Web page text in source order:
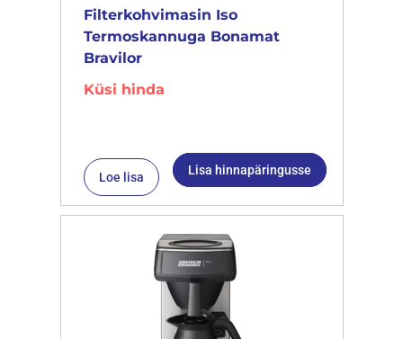
Filterkohvimasin Iso
Termoskannuga Bonamat
Bravilor
Küsi hinda
Loe lisa Lisa hinnapäringusse